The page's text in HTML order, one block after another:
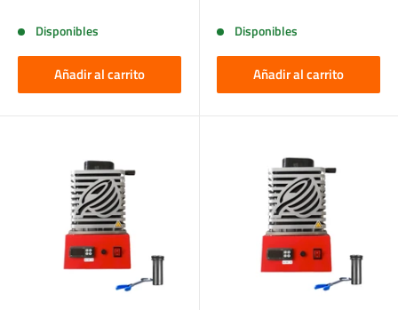
Disponibles
Añadir al carrito
Disponibles
Añadir al carrito